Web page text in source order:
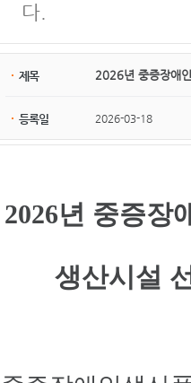
다.
제목 2026년 중증장애
등록일 2026-03-18
2026년 중증장
생산시설